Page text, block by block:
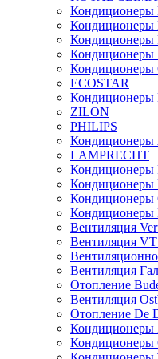
Кондиционеры
Кондиционеры
Кондиционеры
ECOSTAR
Кондиционеры
ZILON
PHILIPS
LAMPRECHT
Кондиционеры
Кондиционеры
Кондиционеры
Кондиционеры
Вентиляция
Вентиляция
Вентиляция
Отопление
Вентиляция
Отопление De
Кондиционеры
Кондиционеры